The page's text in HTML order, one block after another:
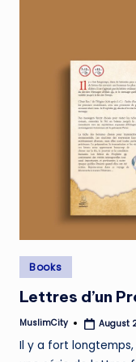
Posted
in
Books
Lettres d’un
Posted
MuslimCity August
Il y a fort